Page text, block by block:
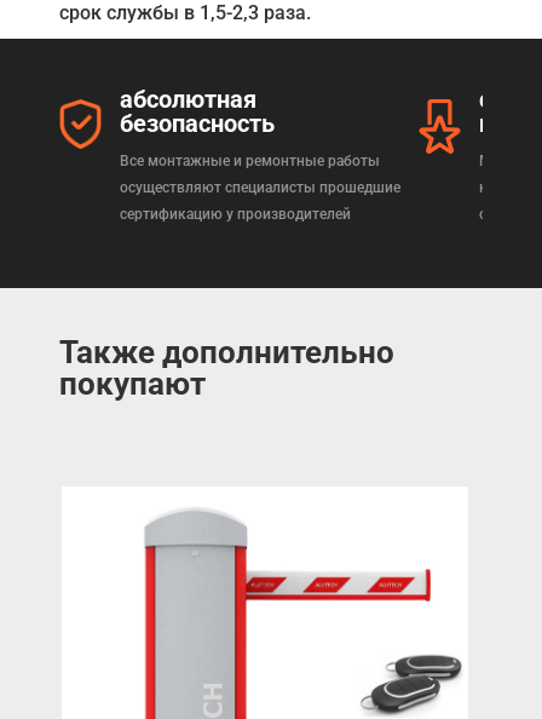
срок службы в 1,5-2,3 раза.
абсолютная
безопасность
Все монтажные и ремонтные работы
осуществляют специалисты прошедшие
сертификацию у производителей
Мы
Также дополнительно
покупают